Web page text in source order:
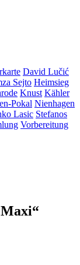
David Lučić
Sejto Heimsieg
Knust Kähler
Pokal Nienhagen
Lasic Stefanos
Vorbereitung